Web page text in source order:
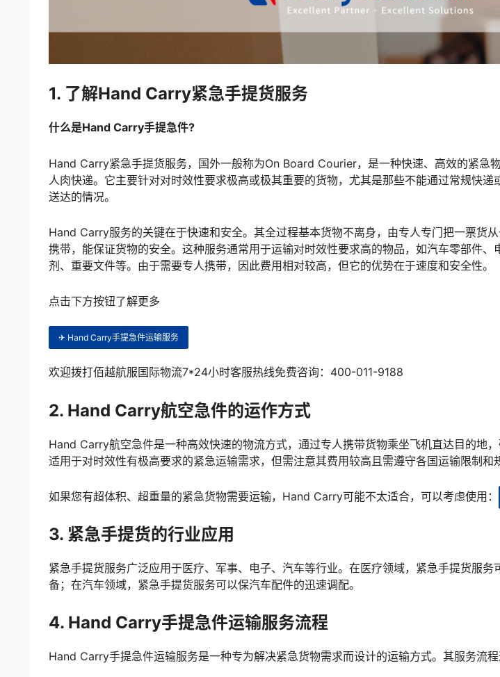
1. 了解Hand Carry紧急手提货服务
什么是Hand Carry手提急件?
Hand Carry紧急手提货服务，国外一般称为On Board Courier，是一种快速、高效的紧急
人肉快递。它主要针对对时效性要求极高或极其重要的货物，尤其是那些不能通过常规快递
送达的情况。
Hand Carry服务的关键在于快速和安全。其全过程基本货物不离身，由专人专门把一票货
携带，能保证货物的安全。这种服务通常用于运输对时效性要求高的物品，如汽车零部件、
剂、重要文件等。由于需要专人携带，因此费用相对较高，但它的优势在于速度和安全性。
点击下方按钮了解更多
✈ Hand Carry手提急件运输服务
欢迎拨打佰越航服国际物流7*24小时客服热线免费咨询：400-011-9188
2. Hand Carry航空急件的运作方式
Hand Carry航空急件是一种高效快速的物流方式，通过专人携带货物乘坐飞机直达目的地，
适用于对时效性有极高要求的紧急运输需求，但需注意其费用较高且需遵守各国运输限制和
如果您有超体积、超重量的紧急货物需要运输，Hand Carry可能不太适合，可以考虑使用：
3. 紧急手提货的行业应用
紧急手提货服务广泛应用于医疗、军事、电子、汽车等行业。在医疗领域，紧急手提货服
备；在汽车领域，紧急手提货服务可以保汽车配件的迅速调配。
4. Hand Carry手提急件运输服务流程
Hand Carry手提急件运输服务是一种专为解决紧急货物需求而设计的运输方式。其服务流程